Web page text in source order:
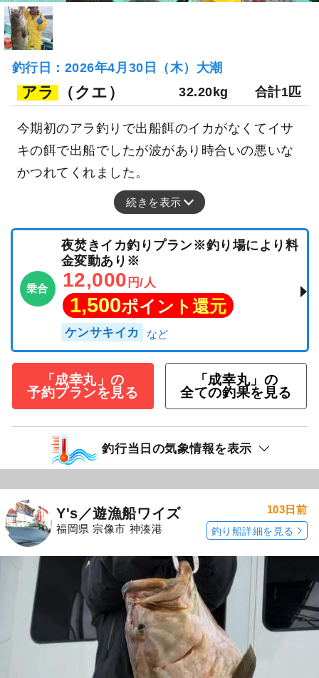
釣行日：2026年4月30日（木）大潮
アラ （クエ） 32.20kg 合計1匹
今期初のアラ釣りで出船餌のイカがなくてイサ
キの餌で出船でしたが波があり時合いの悪いな
かつれてくれました。
続きを表示
乗合
夜焚きイカ釣りプラン※釣り場により料
金変動あり※
12,000 円/人
1,500ポイント還元
ケンサキイカ
「成幸丸」の
予約プランを見る
「成幸丸」の
全ての釣果を見る
釣行当日の気象情報を表示
Y's／遊漁船ワイズ
福岡県 宗像市 神湊港
103日前
釣り船詳細を見る